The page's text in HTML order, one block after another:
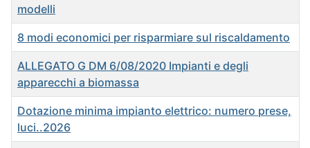
modelli
8 modi economici per risparmiare sul riscaldamento
ALLEGATO G DM 6/08/2020 Impianti e degli
apparecchi a biomassa
Dotazione minima impianto elettrico: numero prese,
luci..2026